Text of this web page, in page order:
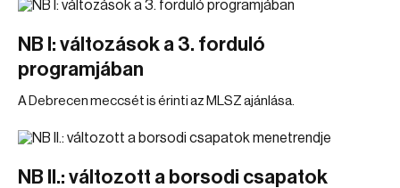
NB I: változások a 3. forduló
programjában
A Debrecen meccsét is érinti az MLSZ ajánlása.
NB II.: változott a borsodi csapatok